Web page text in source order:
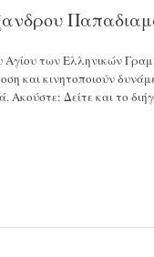
των Ελληνικών
και κινητοποιούν
Δείτε και το